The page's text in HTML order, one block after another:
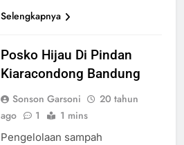
Selengkapnya
Posko Hijau Di Pindan
Kiaracondong Bandung
Sonson Garsoni
20 tahun
ago
1 1 mins
Pengelolaan sampah